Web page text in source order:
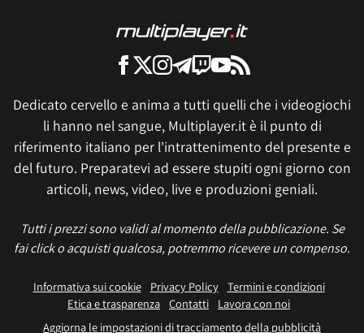
Dedicato cervello e anima a tutti quelli che i videogiochi
li hanno nel sangue, Multiplayer.it è il punto di
riferimento italiano per l'intrattenimento del presente e
del futuro. Preparatevi ad essere stupiti ogni giorno con
articoli, news, video, live e produzioni geniali.
Tutti i prezzi sono validi al momento della pubblicazione. Se
fai click o acquisti qualcosa, potremmo ricevere un compenso.
Informativa sui cookie Privacy Policy
Termini e condizioni
Etica e trasparenza Contatti
Lavora con noi
Aggiorna le impostazioni di tracciamento della pubblicità